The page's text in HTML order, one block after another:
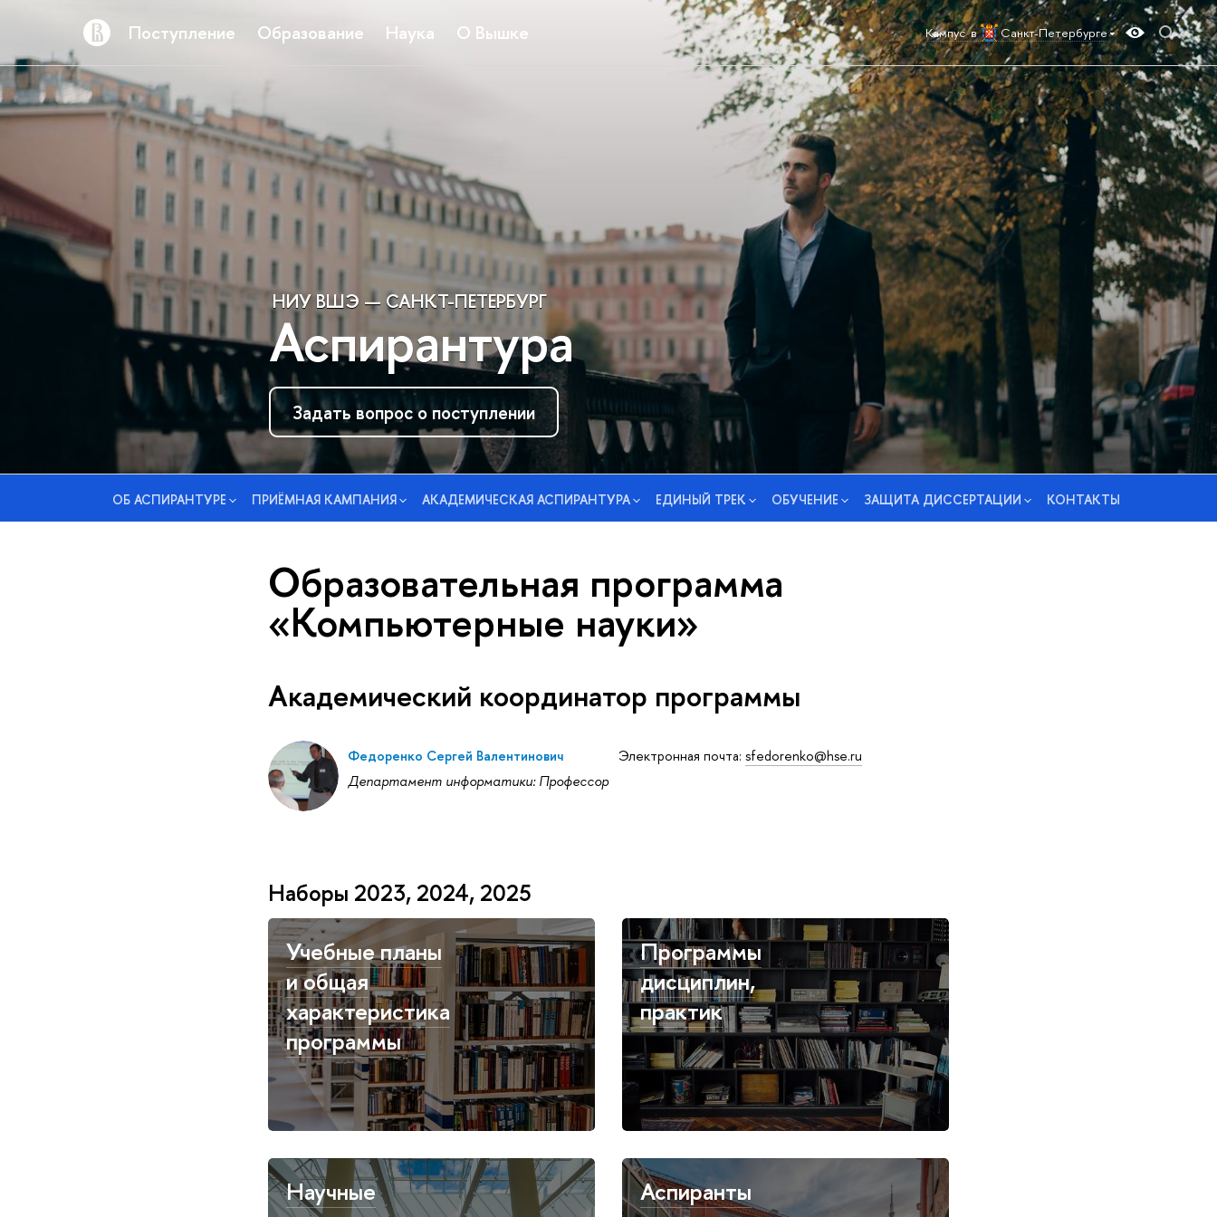
Поступление Образование Наука О Вышке Кампус в Санкт-Петербурге
НИУ ВШЭ — САНКТ-ПЕТЕРБУРГ
Аспирантура
Задать вопрос о поступлении
ОБ АСПИРАНТУРЕ ПРИЁМНАЯ КАМПАНИЯ АКАДЕМИЧЕСКАЯ АСПИРАНТУРА ЕДИНЫЙ ТРЕК ОБУЧЕНИЕ ЗАЩИТА ДИССЕРТАЦИИ КОНТАКТЫ
Образовательная программа
«Компьютерные науки»
Академический координатор программы
Федоренко Сергей Валентинович
Департамент информатики: Профессор
Электронная почта: sfedorenko@hse.ru
Наборы 2023, 2024, 2025
Учебные планы
и общая
характеристика
программы
Программы
дисциплин,
практик
Научные
Аспиранты